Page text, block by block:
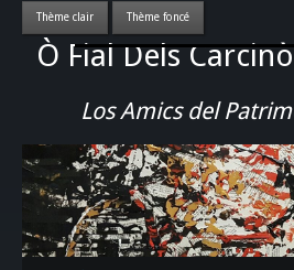
Ò Fial Dels
Los Amics del
Accueil
LES QUERCYNOIS &
PATRIMOINE
GASTRONOMIE
ACTUALITE-CULTURE-